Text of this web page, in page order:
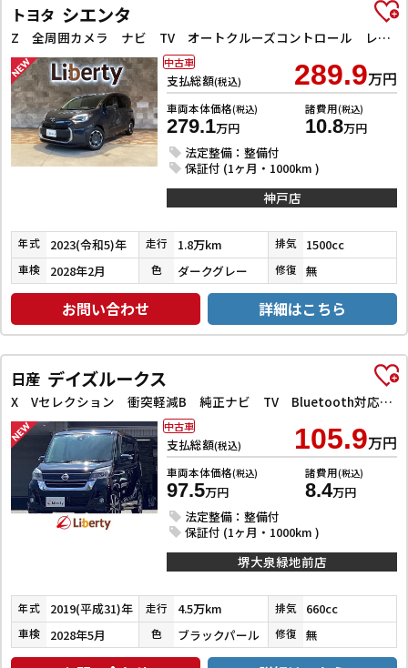
トヨタ シエンタ
Z 全周囲カメラ ナビ TV オートクルーズコントロール レーンアシスト 衝突被害軽減システム 両側電動スライドドア オートマチックハイビーム オートライト LEDヘッドランプ スマートキー
支払総額(税込) 289.9万円
車両本体価格(税込)
279.1万円
諸費用(税込)
10.8万円
法定整備：整備付
保証付 (1ヶ月・1000km )
中古車
神戸店
年式 2023(令和5)年 走行 1.8万km 排気 1500cc
車検 2028年2月 色 ダークグレー 修復 無
お問い合わせ 詳細はこちら
日産 デイズルークス
X Vセレクション 衝突軽減B 純正ナビ TV Bluetooth対応 アラウンドビューモニター 両側自動ドア 革巻きステアリング HIDヘッドライト フォグライト スマートキー プッシュスタート アイドリングストップ
支払総額(税込) 105.9万円
車両本体価格(税込)
97.5万円
諸費用(税込)
8.4万円
法定整備：整備付
保証付 (1ヶ月・1000km )
中古車
堺大泉緑地前店
年式 2019(平成31)年 走行 4.5万km 排気 660cc
車検 2028年5月 色 ブラックパール 修復 無